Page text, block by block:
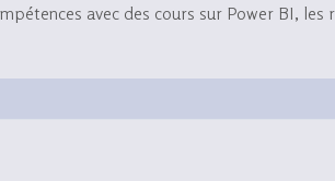
avec des cours sur Power BI, les